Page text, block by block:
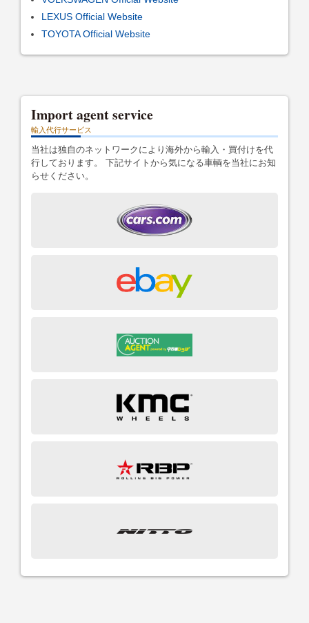
LEXUS Official Website
TOYOTA Official Website
Import agent service
輸入代行サービス
当社は独自のネットワークにより海外から輸入・買付けを代
行しております。 下記サイトから気になる車輌を当社にお知
らせください。